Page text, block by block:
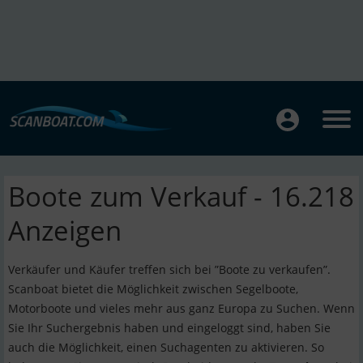
Boote zum Verkauf - 16.218
Anzeigen
Verkäufer und Käufer treffen sich bei ”Boote zu verkaufen”.
Scanboat bietet die Möglichkeit zwischen Segelboote,
Motorboote und vieles mehr aus ganz Europa zu Suchen. Wenn
Sie Ihr Suchergebnis haben und eingeloggt sind, haben Sie
auch die Möglichkeit, einen Suchagenten zu aktivieren. So